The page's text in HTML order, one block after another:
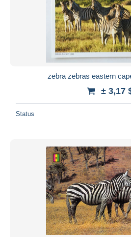
zebra zebras eastern
± 3,17
Status